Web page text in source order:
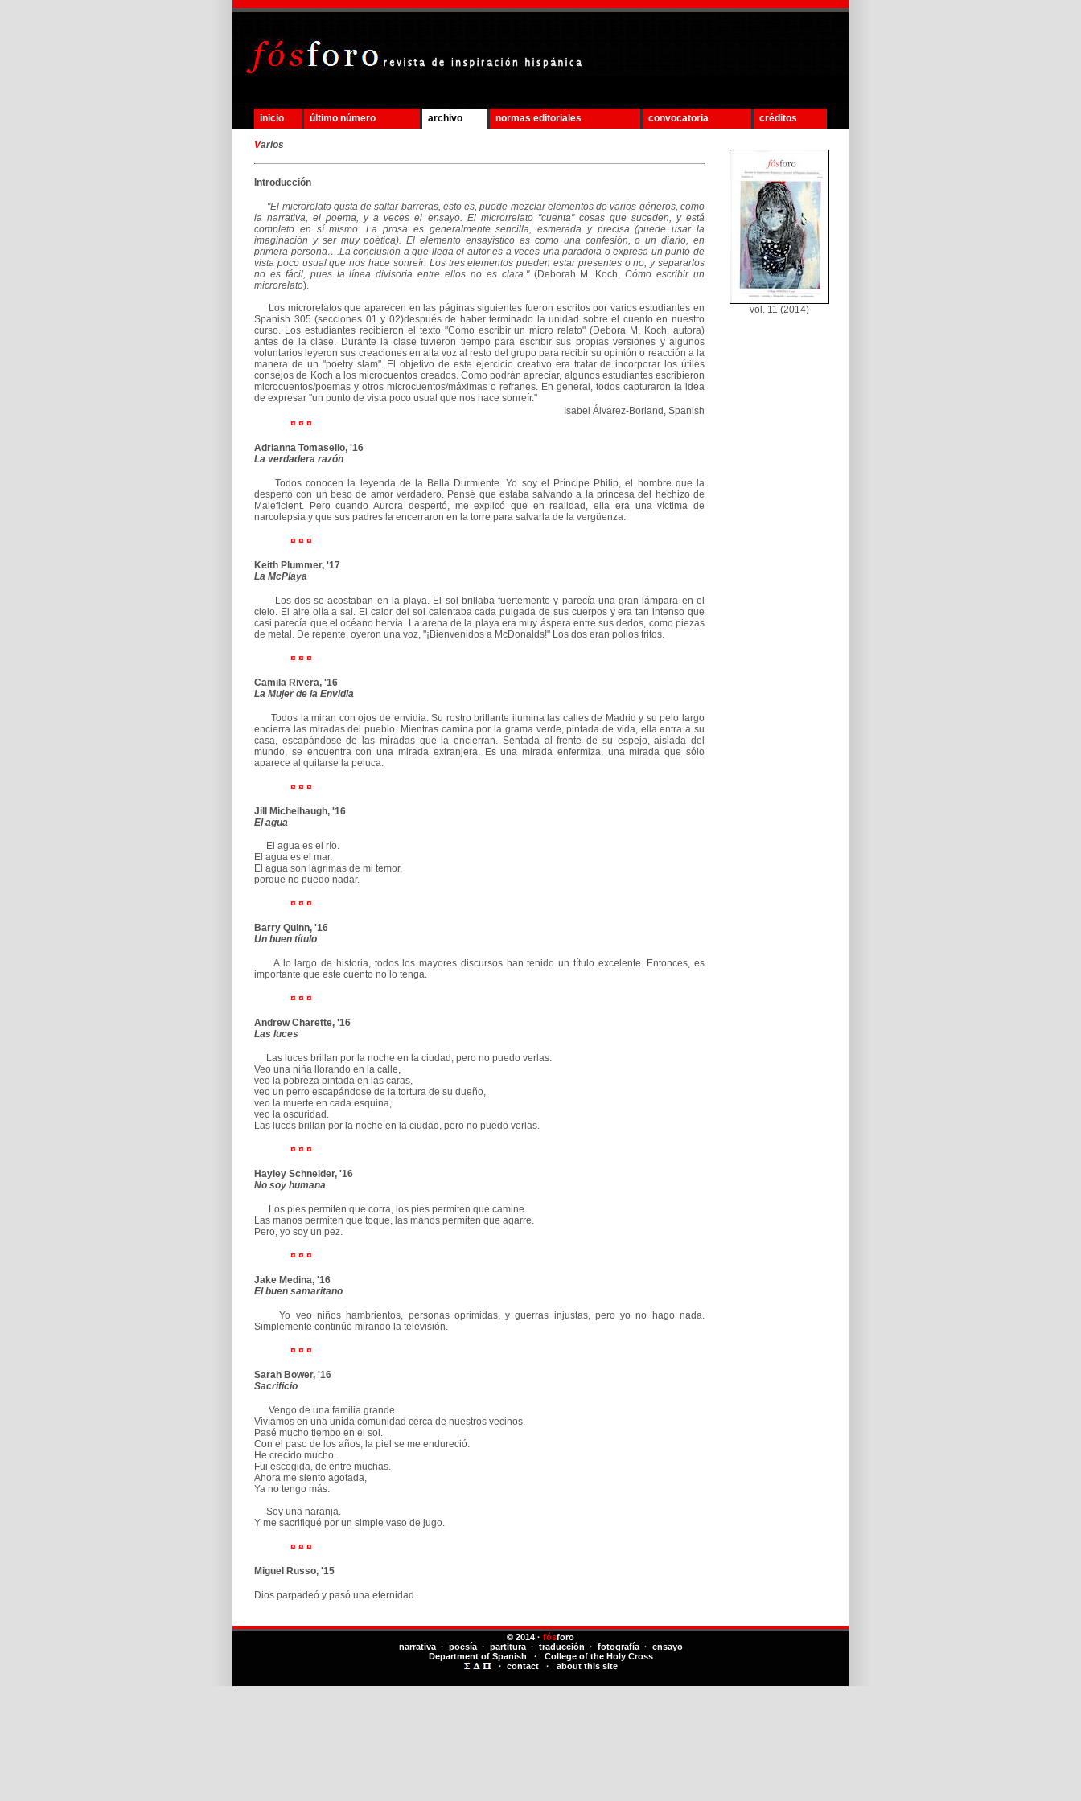
inicio último número archivo normas editoriales convocatoria créditos
Varios
Introducción
"El microrelato gusta de saltar barreras, esto es, puede mezclar elementos de varios géneros, como
la narrativa, el poema, y a veces el ensayo. El microrrelato "cuenta" cosas que suceden, y está
completo en sí mismo. La prosa es generalmente sencilla, esmerada y precisa (puede usar la
imaginación y ser muy poética). El elemento ensayístico es como una confesión, o un diario, en
primera persona….La conclusión a que llega el autor es a veces una paradoja o expresa un punto de
vista poco usual que nos hace sonreír. Los tres elementos pueden estar presentes o no, y separarlos
no es fácil, pues la línea divisoria entre ellos no es clara."(Deborah M. Koch,Cómo escribir un
microrelato).
Los microrelatos que aparecen en las páginas siguientes fueron escritos por varios estudiantes en
Spanish 305 (secciones 01 y 02)después de haber terminado la unidad sobre el cuento en nuestro
curso. Los estudiantes recibieron el texto "Cómo escribir un micro relato" (Debora M. Koch, autora)
antes de la clase. Durante la clase tuvieron tiempo para escribir sus propias versiones y algunos
voluntarios leyeron sus creaciones en alta voz al resto del grupo para recibir su opinión o reacción a la
manera de un "poetry slam". El objetivo de este ejercicio creativo era tratar de incorporar los útiles
consejos de Koch a los microcuentos creados. Como podrán apreciar, algunos estudiantes escribieron
microcuentos/poemas y otros microcuentos/máximas o refranes. En general, todos capturaron la idea
de expresar "un punto de vista poco usual que nos hace sonreír."
Isabel Álvarez-Borland, Spanish
¤ ¤ ¤
Adrianna Tomasello, '16
La verdadera razón
Todos conocen la leyenda de la Bella Durmiente. Yo soy el Príncipe Philip, el hombre que la
despertó con un beso de amor verdadero. Pensé que estaba salvando a la princesa del hechizo de
Maleficient. Pero cuando Aurora despertó, me explicó que en realidad, ella era una víctima de
narcolepsia y que sus padres la encerraron en la torre para salvarla de la vergüenza.
¤ ¤ ¤
Keith Plummer, '17
La McPlaya
Los dos se acostaban en la playa. El sol brillaba fuertemente y parecía una gran lámpara en el
cielo. El aire olía a sal. El calor del sol calentaba cada pulgada de sus cuerpos y era tan intenso que
casi parecía que el océano hervía. La arena de la playa era muy áspera entre sus dedos, como piezas
de metal. De repente, oyeron una voz, "¡Bienvenidos a McDonalds!" Los dos eran pollos fritos.
¤ ¤ ¤
Camila Rivera, '16
La Mujer de la Envidia
Todos la miran con ojos de envidia. Su rostro brillante ilumina las calles de Madrid y su pelo largo
encierra las miradas del pueblo. Mientras camina por la grama verde, pintada de vida, ella entra a su
casa, escapándose de las miradas que la encierran. Sentada al frente de su espejo, aislada del
mundo, se encuentra con una mirada extranjera. Es una mirada enfermiza, una mirada que sólo
aparece al quitarse la peluca.
¤ ¤ ¤
Jill Michelhaugh, '16
El agua
El agua es el río.
El agua es el mar.
El agua son lágrimas de mi temor,
porque no puedo nadar.
¤ ¤ ¤
Barry Quinn, '16
Un buen título
A lo largo de historia, todos los mayores discursos han tenido un título excelente. Entonces, es
importante que este cuento no lo tenga.
¤ ¤ ¤
Andrew Charette, '16
Las luces
Las luces brillan por la noche en la ciudad, pero no puedo verlas.
Veo una niña llorando en la calle,
veo la pobreza pintada en las caras,
veo un perro escapándose de la tortura de su dueño,
veo la muerte en cada esquina,
veo la oscuridad.
Las luces brillan por la noche en la ciudad, pero no puedo verlas.
¤ ¤ ¤
Hayley Schneider, '16
No soy humana
Los pies permiten que corra, los pies permiten que camine.
Las manos permiten que toque, las manos permiten que agarre.
Pero, yo soy un pez.
¤ ¤ ¤
Jake Medina, '16
El buen samaritano
Yo veo niños hambrientos, personas oprimidas, y guerras injustas, pero yo no hago nada.
Simplemente continúo mirando la televisión.
¤ ¤ ¤
Sarah Bower, '16
Sacrificio
Vengo de una familia grande.
Vivíamos en una unida comunidad cerca de nuestros vecinos.
Pasé mucho tiempo en el sol.
Con el paso de los años, la piel se me endureció.
He crecido mucho.
Fui escogida, de entre muchas.
Ahora me siento agotada,
Ya no tengo más.
Soy una naranja.
Y me sacrifiqué por un simple vaso de jugo.
¤ ¤ ¤
Miguel Russo, '15
Dios parpadeó y pasó una eternidad.
vol. 11 (2014)
© 2014 · fósforo
narrativa · poesía · partitura · traducción · fotografía · ensayo
Department of Spanish
· College of the Holy Cross
· contact· about this site